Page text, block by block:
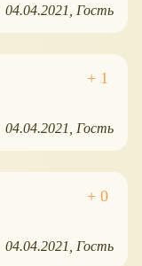
04.04.2021 Гость
04.04.2021 Гость
04.04.2021 Гость